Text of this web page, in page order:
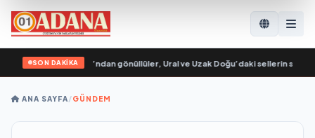
SON DAKİKA
Genç Muhafızları’ndan gönüllüler, Ural ve Uzak Doğu’daki sellerin
ANA SAYFA/GÜNDEM